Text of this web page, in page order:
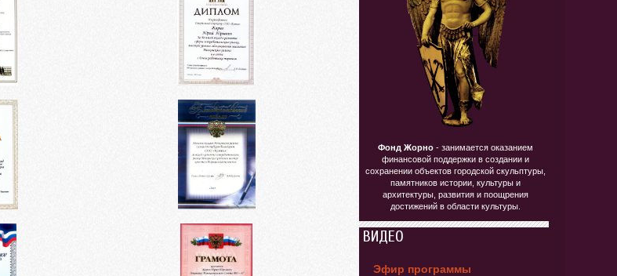
Фонд Жорно - занимается оказанием
финансовой поддержки в создании и
сохранении объектов городской скульптуры,
памятников истории, культуры и
архитектуры, развития и поощрения
достижений в области культуры.
ВИДЕО
Эфир программы